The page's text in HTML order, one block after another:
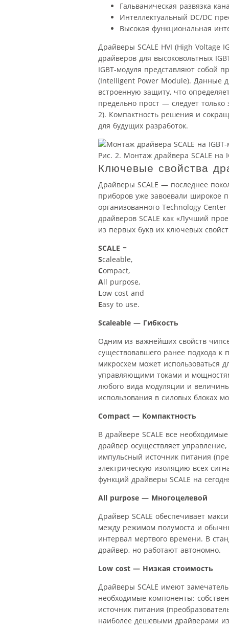
Гальваническая развязка
Интеллектуальный DC/DC
Высокая функциональная
Драйверы SCALE HVI (High Voltage
драйверов для высоковольтных
IGBT-модуля представляют собой
(Intelligent Power Module). Данные
встроенную защиту, что
предельно прост — следует
2). Компактность решения и
для будущих разработок.
Рис. 2. Монтаж драйвера SCALE на
Ключевые свойства
Драйверы SCALE — последнее
приборов уже завоевали широкое
организованного Technology
драйверов SCALE как «Лучший
из первых букв их ключевых
SCALE =
Scaleable,
Compact,
All purpose,
Low cost and
Easy to use.
Scaleable — Гибкость
Одним из важнейших свойств
существовавшего ранее подхода к
микросхем может использоваться
управляющими токами и
любого вида модуляции и
использования в силовых блоках
Compact — Компактность
В драйвере SCALE все
драйвер осуществляет
импульсный источник питания
электрическую изоляцию всех
функций драйверы SCALE на
All purpose — Многоцелевой
Драйвер SCALE обеспечивает
между режимом полумоста и
интервал мертвого времени. В
драйвер, но работают автономно.
Low cost — Низкая стоимость
Драйверы SCALE имеют
необходимые компоненты:
источник питания
наиболее дешевыми драйверами